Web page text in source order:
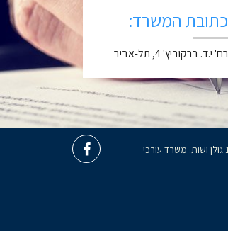
כתובת המשרד:
רח' י.ד. ברקוביץ' 4, תל-אביב
כל הזכויות שמורות © 1992 גולן ושות. משרד עורכי